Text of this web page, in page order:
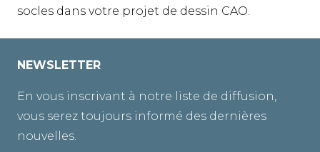
socles dans votre projet de dessin CAO.
NEWSLETTER
En vous inscrivant à notre liste de diffusion,
vous serez toujours informé des dernières
nouvelles.